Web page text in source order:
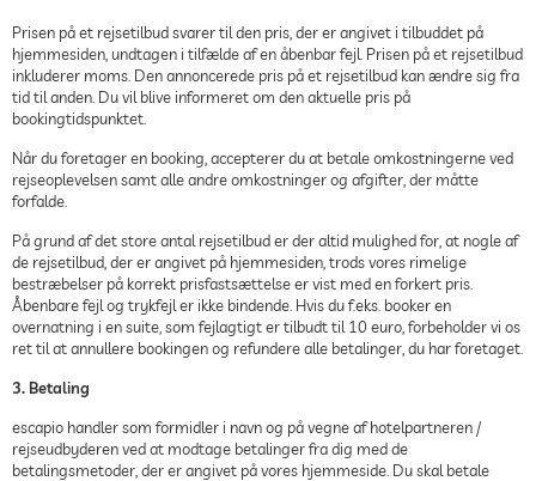
Prisen på et rejsetilbud svarer til den pris, der er angivet i tilbuddet på
hjemmesiden, undtagen i tilfælde af en åbenbar fejl. Prisen på et rejsetilbud
inkluderer moms. Den annoncerede pris på et rejsetilbud kan ændre sig fra
tid til anden. Du vil blive informeret om den aktuelle pris på
bookingtidspunktet.
Når du foretager en booking, accepterer du at betale omkostningerne ved
rejseoplevelsen samt alle andre omkostninger og afgifter, der måtte
forfalde.
På grund af det store antal rejsetilbud er der altid mulighed for, at nogle af
de rejsetilbud, der er angivet på hjemmesiden, trods vores rimelige
bestræbelser på korrekt prisfastsættelse er vist med en forkert pris.
Åbenbare fejl og trykfejl er ikke bindende. Hvis du f.eks. booker en
overnatning i en suite, som fejlagtigt er tilbudt til 10 euro, forbeholder vi os
ret til at annullere bookingen og refundere alle betalinger, du har foretaget.
3. Betaling
escapio handler som formidler i navn og på vegne af hotelpartneren /
rejseudbyderen ved at modtage betalinger fra dig med de
betalingsmetoder, der er angivet på vores hjemmeside. Du skal betale